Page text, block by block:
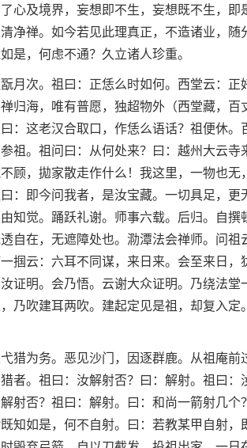
心及境界，妄想即不生，妄想既不生，即
净禅。如今若见此理真正，不造诸业，
是，何虑不通？久立诸人珍重。
月次。祖曰：正恁么时如何。西堂云：
归海，唯有普愿，独超物外（西堂藏，
：这老汉合取口，作恁么语话？祖便休
。祖问曰：从何处来？曰：越州大云寺
顾，拋家散走作什么！我这里，一物也
：即今问我者，是汝宝藏。一切具足，
知觉。踊跃礼谢。师事六载。后归。自撰
自在，无遮障处也。泐潭法会禅师。问
掴云：六耳不同谋，来日来。会至来日
证明。会乃悟。云谢大众证明。乃绕
乃吹建耳两吹。建起定见是祖，却复入
猎为务。恶见沙门，因逐群鹿。从祖庵
者。祖曰：汝解射否？曰：解射。祖曰：
射否？祖曰：解射。曰：和尚一箭射几
知如是，何不自射。曰：若教某甲自射